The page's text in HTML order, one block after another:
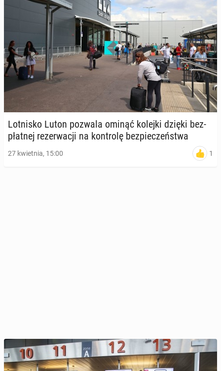
Lot­ni­sko Luton pozwala ominąć kolejki dzięki bez­
płat­nej re­zer­wa­cji na kon­tro­lę bez­pie­czeń­stwa
27 kwietnia, 15:00 1